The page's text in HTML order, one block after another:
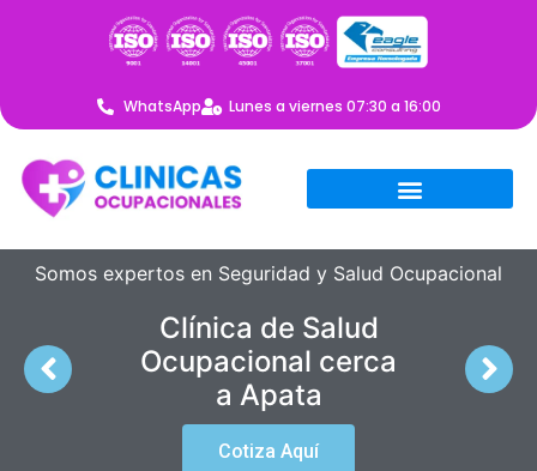
WhatsApp Lunes a viernes 07:30 a 16:00
Somos expertos en Seguridad y Salud Ocupacional
Clínica de Salud
Ocupacional cerca
a Apata
Cotiza Aquí